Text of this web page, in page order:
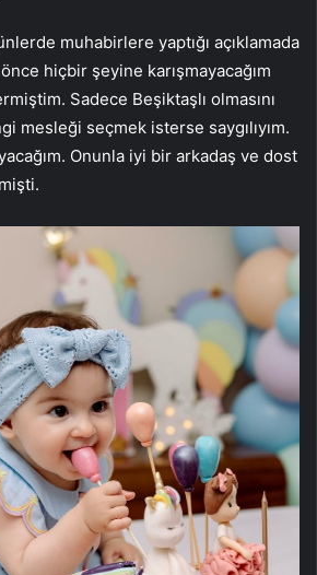
muhabirlere yaptığı açıklamada
hiçbir şeyine karışmayacağım
Sadece Beşiktaşlı olmasını
mesleği seçmek isterse saygılıyım.
Onunla iyi bir arkadaş ve dost